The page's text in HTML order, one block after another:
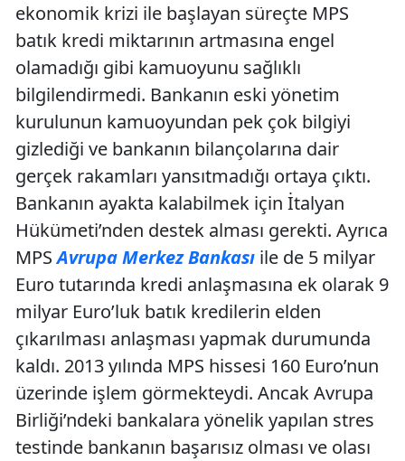
ekonomik krizi ile başlayan süreçte MPS
batık kredi miktarının artmasına engel
olamadığı gibi kamuoyunu sağlıklı
bilgilendirmedi. Bankanın eski yönetim
kurulunun kamuoyundan pek çok bilgiyi
gizlediği ve bankanın bilançolarına dair
gerçek rakamları yansıtmadığı ortaya çıktı.
Bankanın ayakta kalabilmek için İtalyan
Hükümeti’nden destek alması gerekti. Ayrıca
MPSAvrupa Merkez Bankası ile de 5 milyar
Euro tutarında kredi anlaşmasına ek olarak 9
milyar Euro’luk batık kredilerin elden
çıkarılması anlaşması yapmak durumunda
kaldı. 2013 yılında MPS hissesi 160 Euro’nun
üzerinde işlem görmekteydi. Ancak Avrupa
Birliği’ndeki bankalara yönelik yapılan stres
testinde bankanın başarısız olması ve olası